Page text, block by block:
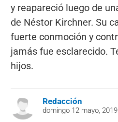
y reapareció luego de
de Néstor Kirchner. Su
fuerte conmoción y
jamás fue esclarecido.
hijos.
Redacción
domingo 12 mayo, 2019